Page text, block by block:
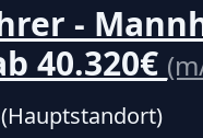
-
40.320€